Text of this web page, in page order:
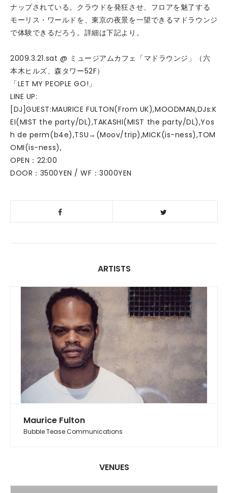
ナップされている。クラウドを発狂させ、フロアを魅了する
モーリス・ワールドを、東京の夜景を一望できるマドラウンジ
で体験できるだろう。詳細は下記より。
2009.3.21.sat @ ミュージアムカフェ「マドラウンジ」（六
本木ヒルズ、森タワー52F）
「LET MY PEOPLE GO!」
LINE UP:
[DJ]GUEST:MAURICE FULTON(From UK),MOODMAN,DJs:K
EI(MIST the party/DL),TAKASHI(MIST the party/DL),Yos
h de perm(b4e),TSU→(Moov/trip),MICK(is-ness),TOM
OMI(is-ness),
OPEN：22:00
DOOR：3500YEN / WF：3000YEN
ARTISTS
Maurice Fulton
Bubble Tease Communications
VENUES